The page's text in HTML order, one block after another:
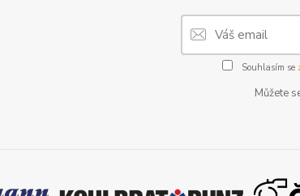
Souhlasím se
Můžete